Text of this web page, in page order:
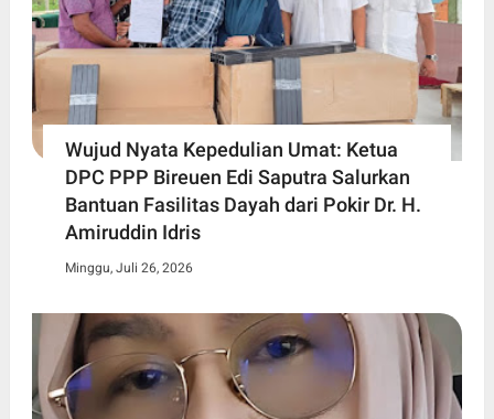
Wujud Nyata Kepedulian Umat: Ketua
DPC PPP Bireuen Edi Saputra Salurkan
Bantuan Fasilitas Dayah dari Pokir Dr. H.
Amiruddin Idris
Minggu, Juli 26, 2026